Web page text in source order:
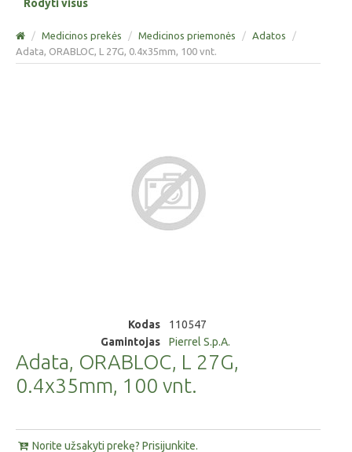
Rodyti visus
/ Medicinos prekės / Medicinos priemonės / Adatos
/
Adata, ORABLOC, L 27G, 0.4x35mm, 100 vnt.
Kodas
110547
Gamintojas
Pierrel S.p.A.
Adata, ORABLOC, L 27G,
0.4x35mm, 100 vnt.
Norite užsakyti prekę? Prisijunkite.